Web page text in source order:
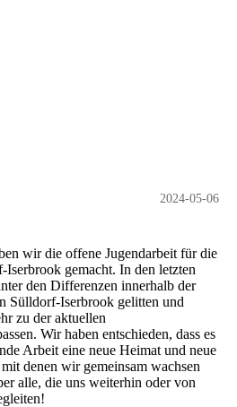
2024-05-06
wir die offene Jugendarbeit für die
gemacht. In den letzten
den Differenzen innerhalb der
Sülldorf-Iserbrook gelitten und
zu der aktuellen
Wir haben entschieden, dass es
Arbeit eine neue Heimat und neue
denen wir gemeinsam wachsen
alle, die uns weiterhin oder von